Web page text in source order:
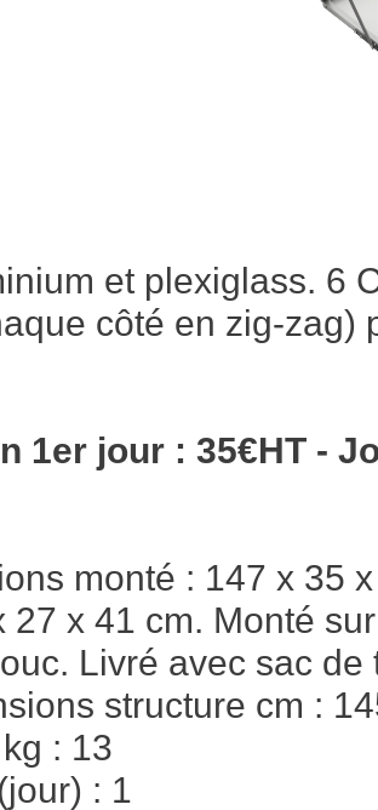
et plexiglass. 6
côté en zig-zag)
1er jour : 35€HT -
monté : 147 x 35
27 x 41 cm. Monté
Livré avec sac de
structure cm :
kg : 13
: 1